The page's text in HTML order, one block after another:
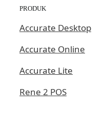
PRODUK
Accurate Desktop
Accurate Online
Accurate Lite
Rene 2 POS